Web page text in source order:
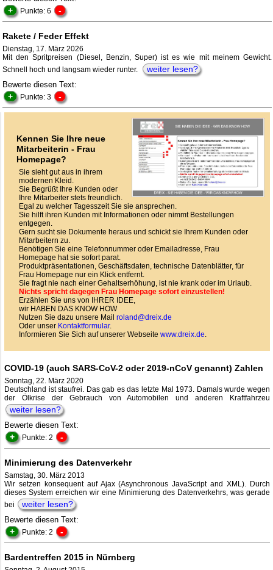
+ Punkte: 6 -
Rakete / Feder Effekt
Dienstag, 17. März 2026
Mit den Spritpreisen (Diesel, Benzin, Super) ist es wie mit meinem Gewicht.
Schnell hoch und langsam wieder runter.
weiter lesen?
Bewerte diesen Text:
+ Punkte: 3 -
Kennen Sie Ihre neue
Mitarbeiterin - Frau
Homepage?
Sie sieht gut aus in ihrem
modernen Kleid.
Sie Begrüßt Ihre Kunden oder
Ihre Mitarbeiter stets freundlich.
Egal zu welcher Tagesszeit Sie sie ansprechen.
Sie hilft ihren Kunden mit Informationen oder nimmt Bestellungen
entgegen.
Gern sucht sie Dokumente heraus und schickt sie Ihrem Kunden oder
Mitarbeitern zu.
Benötigen Sie eine Telefonnummer oder Emailadresse, Frau
Homepage hat sie sofort parat.
Produktpräsentationen, Geschäftsdaten, technische Datenblätter, für
Frau Homepage nur ein Klick entfernt.
Sie fragt nie nach einer Gehaltserhöhung, ist nie krank oder im Urlaub.
Nichts spricht dagegen Frau Homepage sofort einzustellen!
Erzählen Sie uns von IHRER IDEE,
wir HABEN DAS KNOW HOW
Nutzen Sie dazu unsere Mail roland@dreix.de
Oder unser Kontaktformular.
Informieren Sie Sich auf unserer Webseite www.dreix.de.
COVID-19 (auch SARS-CoV-2 oder 2019-nCoV genannt) Zahlen
Sonntag, 22. März 2020
Deutschland ist staufrei. Das gab es das letzte Mal 1973. Damals wurde wegen
der Ölkrise der Gebrauch von Automobilen und anderen Kraftfahrzeu
weiter lesen?
Bewerte diesen Text:
+ Punkte: 2 -
Minimierung des Datenverkehr
Samstag, 30. März 2013
Wir setzen konsequent auf Ajax (Asynchronous JavaScript and XML). Durch
dieses System erreichen wir eine Minimierung des Datenverkehrs, was gerade
bei
weiter lesen?
Bewerte diesen Text:
+ Punkte: 2 -
Bardentreffen 2015 in Nürnberg